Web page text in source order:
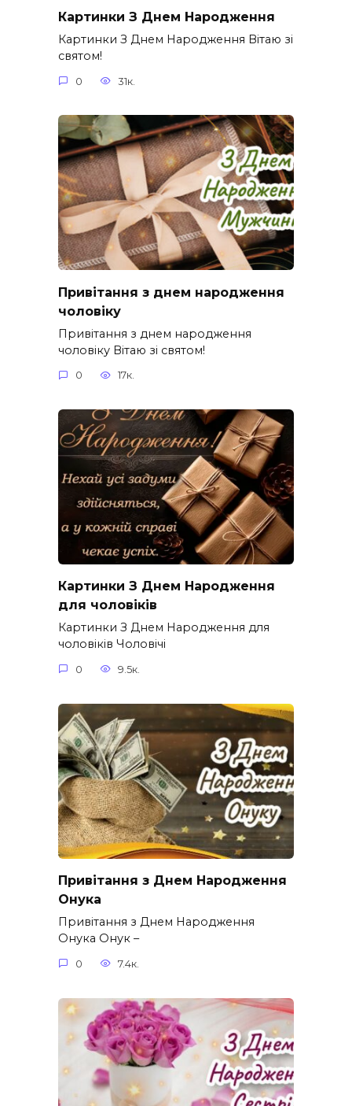
Картинки З Днем Народження
Картинки З Днем Народження Вітаю зі
святом!
0 31к.
Привітання з днем народження
чоловіку
Привітання з днем народження
чоловіку Вітаю зі святом!
0 17к.
Картинки З Днем Народження
для чоловіків​
Картинки З Днем Народження для
чоловіків​ Чоловічі
0 9.5к.
Привітання з Днем Народження
Онука
Привітання з Днем Народження
Онука Онук –
0 7.4к.